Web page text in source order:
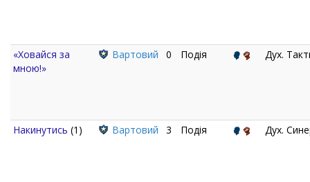
«Ховайся за
мною!»
Вартовий 0 Подія Дух.
Накинутись (1) Вартовий 3 Подія Дух.